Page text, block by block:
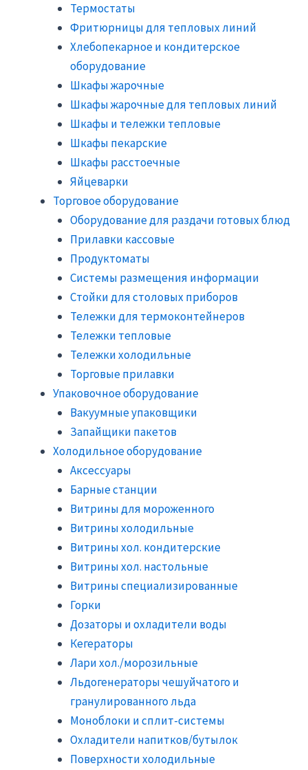
Термостаты
Фритюрницы для тепловых линий
Хлебопекарное и кондитерское
оборудование
Шкафы жарочные
Шкафы жарочные для тепловых линий
Шкафы и тележки тепловые
Шкафы пекарские
Шкафы расстоечные
Яйцеварки
Торговое оборудование
Оборудование для раздачи готовых блюд
Прилавки кассовые
Продуктоматы
Системы размещения информации
Стойки для столовых приборов
Тележки для термоконтейнеров
Тележки тепловые
Тележки холодильные
Торговые прилавки
Упаковочное оборудование
Вакуумные упаковщики
Запайщики пакетов
Холодильное оборудование
Аксессуары
Барные станции
Витрины для мороженного
Витрины холодильные
Витрины хол. кондитерские
Витрины хол. настольные
Витрины специализированные
Горки
Дозаторы и охладители воды
Кегераторы
Лари хол./морозильные
Льдогенераторы чешуйчатого и
гранулированного льда
Моноблоки и сплит-системы
Охладители напитков/бутылок
Поверхности холодильные